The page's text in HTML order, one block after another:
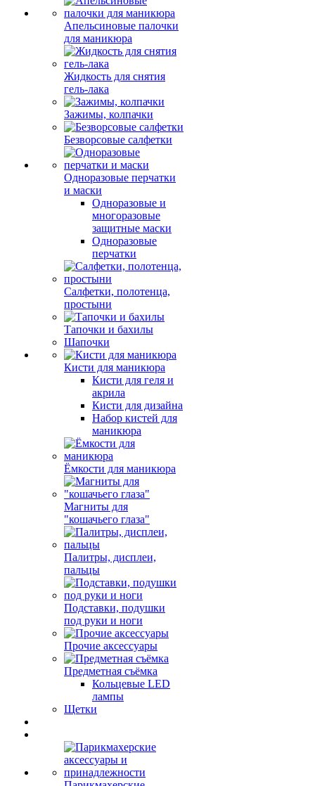
Апельсиновые палочки
для маникюра
Жидкость для снятия
гель-лака
Зажимы, колпачки
Безворсовые салфетки
Одноразовые перчатки
и маски
Одноразовые и
многоразовые
защитные маски
Одноразовые
перчатки
Салфетки, полотенца,
простыни
Тапочки и бахилы
Шапочки
Кисти для маникюра
Кисти для геля и
акрила
Кисти для дизайна
Набор кистей для
маникюра
Ёмкости для маникюра
Магниты для
"кошачьего глаза"
Палитры, дисплеи,
пальцы
Подставки, подушки
под руки и ноги
Прочие аксессуары
Предметная съёмка
Кольцевые LED
лампы
Щетки